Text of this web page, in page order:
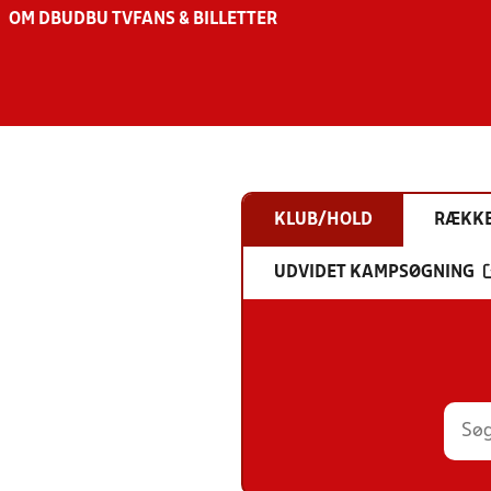
OM DBU DBU TV FANS & BILLETTER
KLUB/HOLD
UDVIDET KAMPSØGNING